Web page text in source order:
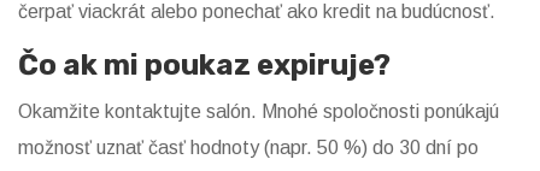
čerpať viackrát alebo ponechať ako kredit na budúcnosť.
Čo ak mi poukaz expiruje?
Okamžite kontaktujte salón. Mnohé spoločnosti ponúkajú
možnosť uznať časť hodnoty (napr. 50 %) do 30 dní po